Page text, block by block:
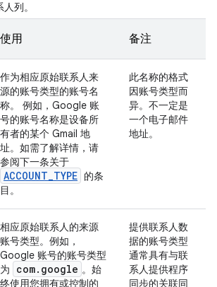
列。
使用 备注
作为相应原始联系人来
源的账号类型的账号名
称。 例如，Google 账
号的账号名称是设备所
有者的某个 Gmail 地
址。如需了解详情，请
参阅下一条关于
ACCOUNT_TYPE 的条
目。
此名称的格式
因账号类型而
异。不一定是
一个电子邮件
地址。
相应原始联系人的来源
账号类型。例如，
Google 账号的账号类型
为
com. google 。始
终使用您拥有或控制的
提供联系人数
据的账号类型
通常具有与联
系人提供程序
同步的关联同